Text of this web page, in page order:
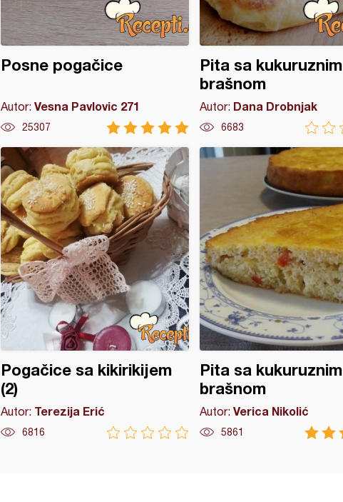
Posne pogačice
Autor: Vesna Pavlovic 271
25307
Pita sa kukuruznim
brašnom
Autor: Dana Drobnjak
6683
Pogačice sa kikirikijem
(2)
Autor: Terezija Erić
6816
Pita sa kukuruznim
brašnom
Autor: Verica Nikolić
5861